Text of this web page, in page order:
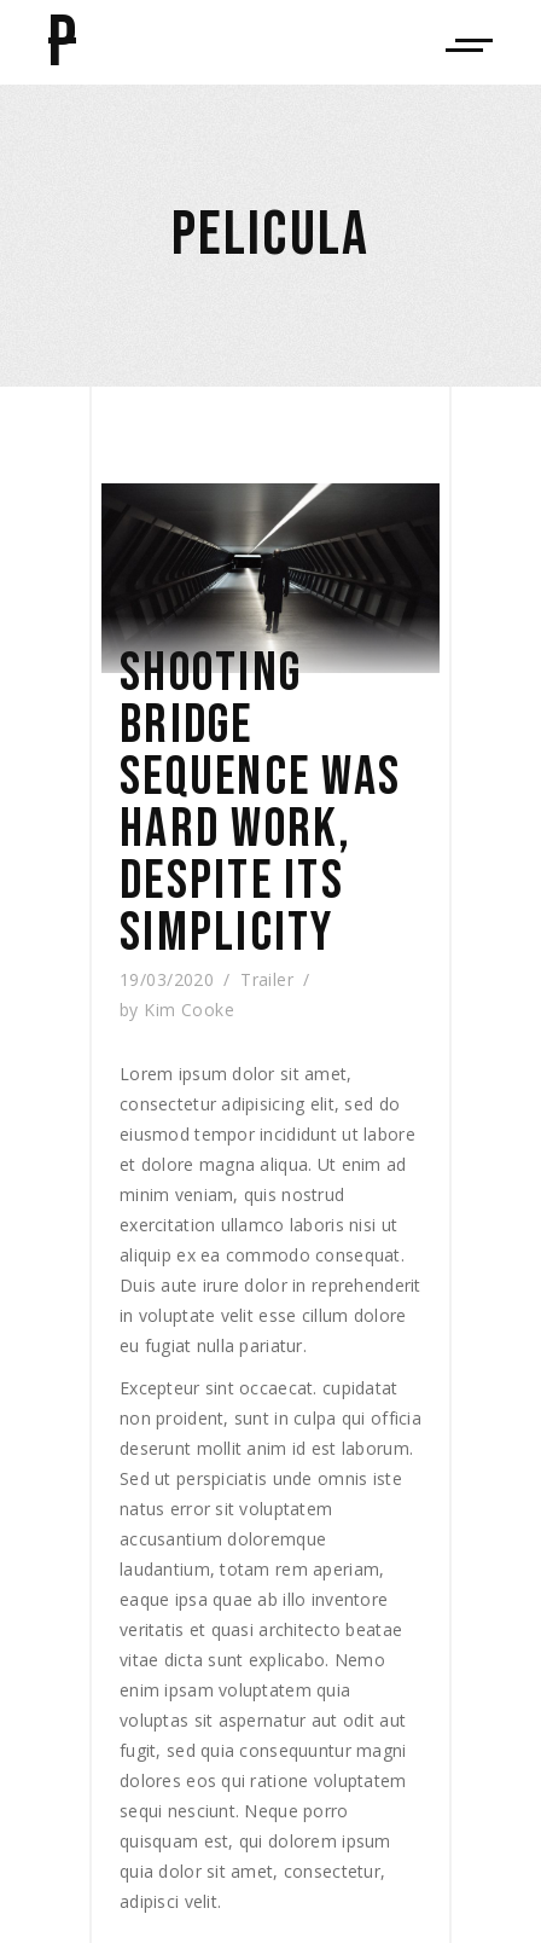
P
PELICULA
SHOOTING
BRIDGE
SEQUENCE WAS
HARD WORK,
DESPITE ITS
SIMPLICITY
19/03/2020
Trailer
by Kim Cooke
Lorem ipsum dolor sit amet,
consectetur adipisicing elit, sed do
eiusmod tempor incididunt ut labore
et dolore magna aliqua. Ut enim ad
minim veniam, quis nostrud
exercitation ullamco laboris nisi ut
aliquip ex ea commodo consequat.
Duis aute irure dolor in reprehenderit
in voluptate velit esse cillum dolore
eu fugiat nulla pariatur.
Excepteur sint occaecat. cupidatat
non proident, sunt in culpa qui officia
deserunt mollit anim id est laborum.
Sed ut perspiciatis unde omnis iste
natus error sit voluptatem
accusantium doloremque
laudantium, totam rem aperiam,
eaque ipsa quae ab illo inventore
veritatis et quasi architecto beatae
vitae dicta sunt explicabo. Nemo
enim ipsam voluptatem quia
voluptas sit aspernatur aut odit aut
fugit, sed quia consequuntur magni
dolores eos qui ratione voluptatem
sequi nesciunt. Neque porro
quisquam est, qui dolorem ipsum
quia dolor sit amet, consectetur,
adipisci velit.